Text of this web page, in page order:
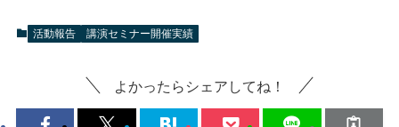
活動報告 講演セミナー開催実績
よかったらシェアしてね！